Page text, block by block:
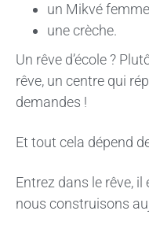
un Mikvé
une crèche.
Un rêve d’école ?
rêve, un centre qui
demandes !
Et tout cela dépend
Entrez dans le rêve,
nous construisons